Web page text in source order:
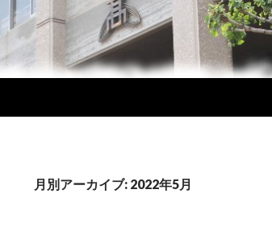
月別アーカイブ: 2022年5月